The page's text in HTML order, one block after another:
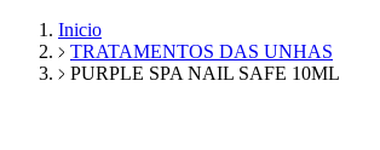
Inicio
TRATAMENTOS DAS UNHAS
PURPLE SPA NAIL SAFE 10ML